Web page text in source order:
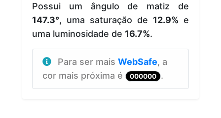
Possui um ângulo de matiz de
147.3°, uma saturação de 12.9% e
uma luminosidade de 16.7%.
Para ser mais WebSafe, a
cor mais próxima é
000000 .